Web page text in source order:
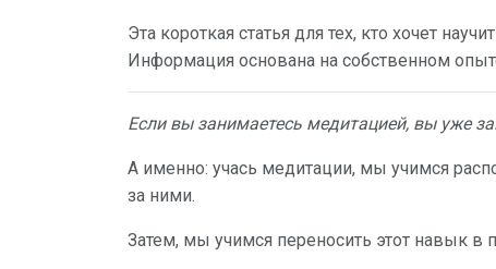
Эта короткая статья для тех, кто хочет
Информация основана на собственном
Если вы занимаетесь медитацией, вы уже
А именно: учась медитации, мы учимся
за ними.
Затем, мы учимся переносить этот навык в